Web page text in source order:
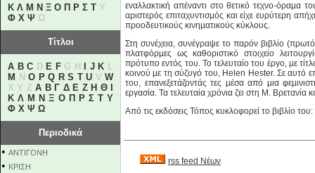
Κ Λ Μ Ν Ξ Ο Π Ρ Σ Τ Υ
Φ Χ Ψ Ω
Τίτλοι
A B C D E FG H J K L
M
N O P Q R S T U V W
X Y ZΑ Β Γ Δ Ε Ζ Η Θ
Κ Λ Μ Ν Ξ Ο Π Ρ Σ Τ Υ
Φ Χ Ψ Ω
Περιοδικά
• ΑΝΤΙΓΟΝΗ
• ΚΡΙΣΗ
εναλλακτική απέναντι στο θετικό τεχνο-όραµα
αριστερός επιταχυντισµός και είχε ευρύτερη
προοδευτικούς κινηµατικούς κύκλους.
Στη συνέχεια, συνέγραψε το παρόν βιβλίο
πλατφόρµες ως καθοριστικό στοιχείο
πρότυπο εντός του. Το τελευταίο του έργο, µε
κοινού µε τη σύζυγό του, Helen Hester. Σε αυτό
του, επανεξετάζοντάς τες µέσα από µια
εργασία. Τα τελευταία χρόνια ζει στη Μ. Βρετανία
Από τις εκδόσεις Τόπος κυκλοφορεί το βιβλίο του:
rss feed Νέων